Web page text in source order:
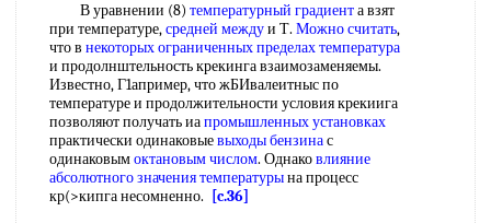
В уравнении (8) температурный градиента взят
при температуре,средней междуи Т. Можно считать,
что в некоторых ограниченныхпределах температура
и продолнштельность крекинга взаимозаменяемы.
Известно, Г1апример, что жБИвалеитныс по
температуре и продолжительности условия крекиига
позволяют получать иапромышленных установках
практически одинаковыевыходы бензинас
одинаковымоктановым числом. Однаковлияние
абсолютногозначения температурына процесс
кр(>кипга несомненно.
[c.36]